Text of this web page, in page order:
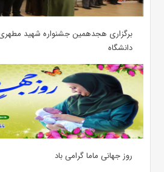
برگزاری هجدهمین جشنواره شهید مطهری
دانشگاه
روز جهانی ماما گرامی باد